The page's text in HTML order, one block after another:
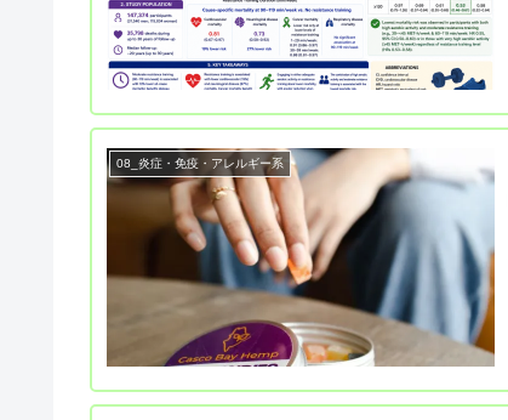
08_炎症・免疫・アレルギー系